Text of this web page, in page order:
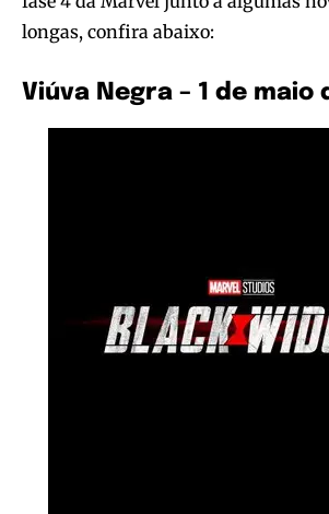
longas, confira abaixo:
Viúva Negra – 1 de maio